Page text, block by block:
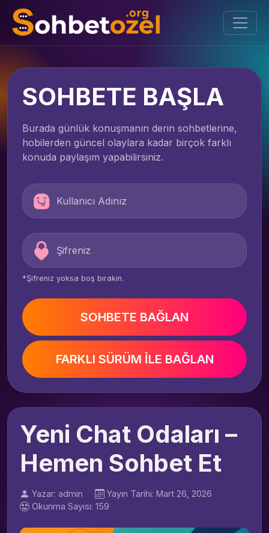
SOHBETE BAŞLA
Burada günlük konuşmanın derin sohbetlerine,
hobilerden güncel olaylara kadar birçok farklı
konuda paylaşım yapabilirsiniz.
*Şifreniz yoksa boş bırakın.
SOHBETE BAĞLAN
FARKLI SÜRÜM İLE BAĞLAN
Yeni Chat Odaları –
Hemen Sohbet Et
Yazar: admin
Yayın Tarihi: Mart 26, 2026
Okunma Sayısı: 159